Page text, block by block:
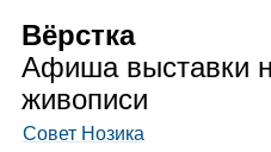
Вёрстка
Афиша выставки
живописи
Совет Нозика